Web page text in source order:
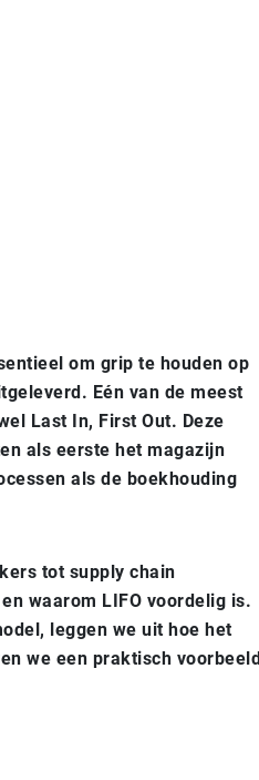
om grip te houden op
Eén van de meest
Last In, First Out. Deze
als eerste het magazijn
als de boekhouding
tot supply chain
waarom LIFO voordelig is.
leggen we uit hoe het
we een praktisch voorbeeld